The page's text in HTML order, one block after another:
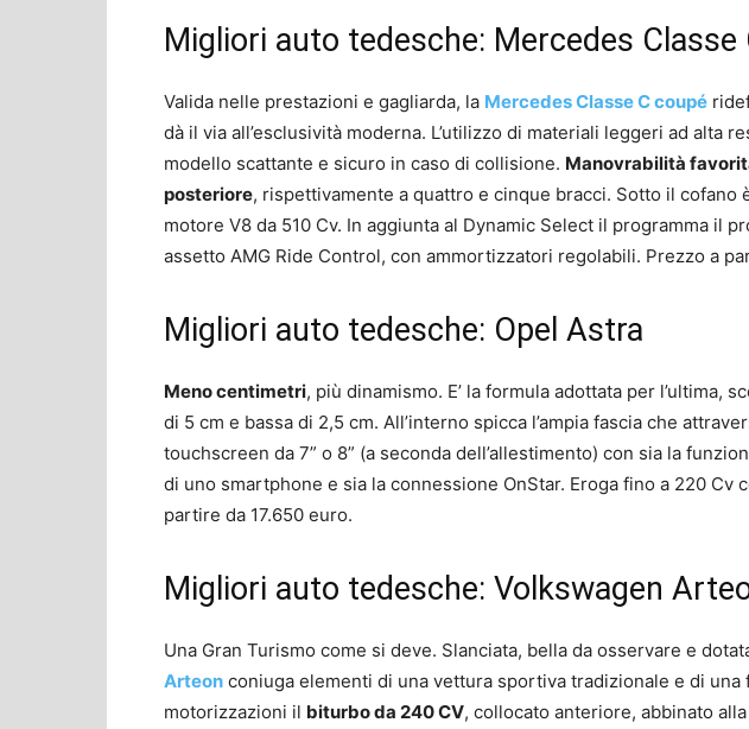
Migliori auto tedesche: Mercedes Classe
Valida nelle prestazioni e gagliarda, la Mercedes Classe C coupé
dà il via all’esclusività moderna. L’utilizzo di materiali leggeri ad alta
modello scattante e sicuro in caso di collisione. Manovrabilità
posteriore, rispettivamente a quattro e cinque bracci. Sotto il cofano
motore V8 da 510 Cv. In aggiunta al Dynamic Select il programma il
assetto AMG Ride Control, con ammortizzatori regolabili. Prezzo a
Migliori auto tedesche: Opel Astra
Meno centimetri, più dinamismo. E’ la formula adottata per l’ultima,
di 5 cm e bassa di 2,5 cm. All’interno spicca l’ampia fascia che
touchscreen da 7” o 8” (a seconda dell’allestimento) con sia la
di uno smartphone e sia la connessione OnStar. Eroga fino a 220 Cv
partire da 17.650 euro.
Migliori auto tedesche: Volkswagen
Una Gran Turismo come si deve. Slanciata, bella da osservare e
Arteon coniuga elementi di una vettura sportiva tradizionale e di una
motorizzazioni il biturbo da 240 CV, collocato anteriore, abbinato